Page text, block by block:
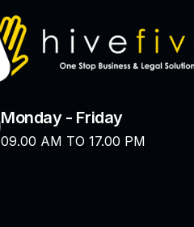
Monday - Friday
09.00 AM TO 17.00 PM